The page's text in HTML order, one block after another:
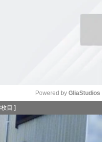
Powered by GliaStudios
目 ]